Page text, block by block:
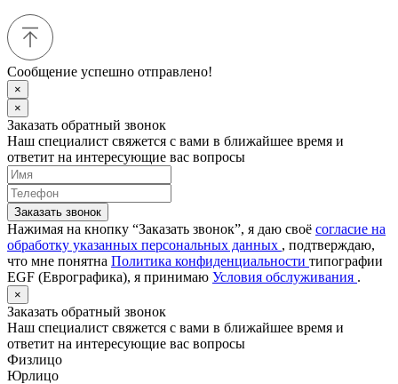
Сообщение успешно отправлено!
×
×
Заказать обратный звонок
Наш специалист свяжется с вами в ближайшее время и
ответит на интересующие вас вопросы
Заказать звонок
Нажимая на кнопку “Заказать звонок”, я даю своё согласие на
обработку указанных персональных данных , подтверждаю,
что мне понятна Политика конфиденциальности типографии
EGF (Еврографика), я принимаю Условия обслуживания .
×
Заказать обратный звонок
Наш специалист свяжется с вами в ближайшее время и
ответит на интересующие вас вопросы
Физлицо
Юрлицо